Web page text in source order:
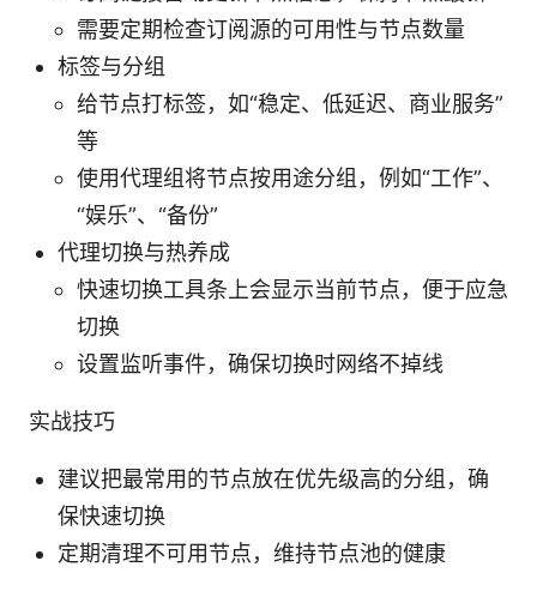
需要定期检查订阅源的可用性与节点数量
标签与分组
给节点打标签，如“稳定、低延迟、商业服务”
等
使用代理组将节点按用途分组，例如“工作”、
“娱乐”、“备份”
代理切换与热养成
快速切换工具条上会显示当前节点，便于应急
切换
设置监听事件，确保切换时网络不掉线
实战技巧
建议把最常用的节点放在优先级高的分组，确
保快速切换
定期清理不可用节点，维持节点池的健康